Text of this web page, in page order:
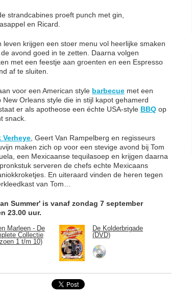
strandcabines proeft punch met gin,
en Ricard.
krijgen een stoer menu vol heerlijke smaken
avond goed in te zetten. Daarna volgen
met een feestje aan groenten en een Espresso
af te sluiten.
voor een American style barbecue met een
Orleans style die in stijl kapot gehamerd
er als apotheose een échte USA-style BBQ op
snack.
Verheye , Geert Van Rampelberg en regisseurs
maken zich op voor een stevige avond bij Tom
een Mexicaanse tequilasoep en krijgen daarna
serveren de chefs echte Mexicaans
En uiteraard vinden de heren tegen
van Tom…
Summer' is vanaf zondag 7 september
23.00 uur.
Marleen - De
Collectie
1 t/m 10)
De Kolderbrigade
(DVD)